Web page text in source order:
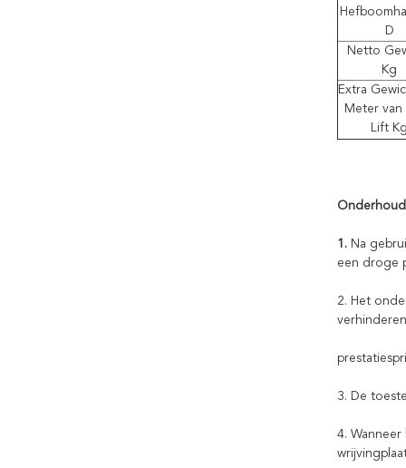
D
Netto
Kg
Extra
Meter van
Lift Kg
1. Na
een droge
2. Het
3. De
4.